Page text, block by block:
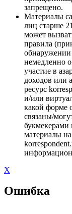
запрещено.
Материалы
лиц старше
может
правила
обнаружении
немедленно
участие в
доходов или
ресурс
и/или
какой форме
связаны/
букмекерами
материалы
X
Ошибка